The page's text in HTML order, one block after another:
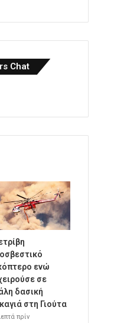
Chat
ενώ
σε
δασική
στη Γιούτα
πρίν